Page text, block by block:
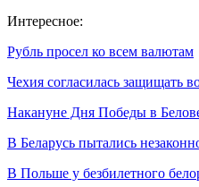
Интересное:
Рубль просел ко всем валютам
Чехия согласилась защищать
Накануне Дня Победы в
В Беларусь пытались
В Польше у безбилетного